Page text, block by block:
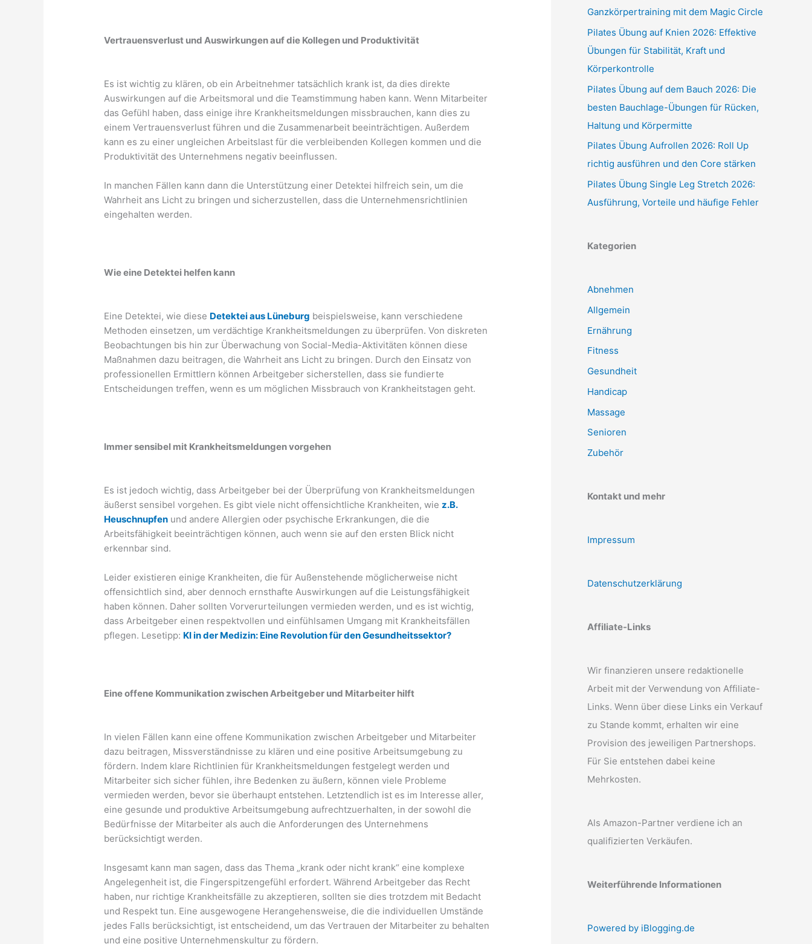
Vertrauensverlust und Auswirkungen auf die Kollegen und Produktivität
Es ist wichtig zu klären, ob ein Arbeitnehmer tatsächlich krank ist, da dies direkte
Auswirkungen auf die Arbeitsmoral und die Teamstimmung haben kann. Wenn Mitarbeiter
das Gefühl haben, dass einige ihre Krankheitsmeldungen missbrauchen, kann dies zu
einem Vertrauensverlust führen und die Zusammenarbeit beeinträchtigen. Außerdem
kann es zu einer ungleichen Arbeitslast für die verbleibenden Kollegen kommen und die
Produktivität des Unternehmens negativ beeinflussen.
In manchen Fällen kann dann die Unterstützung einer Detektei hilfreich sein, um die
Wahrheit ans Licht zu bringen und sicherzustellen, dass die Unternehmensrichtlinien
eingehalten werden.
Wie eine Detektei helfen kann
Eine Detektei, wie diese Detektei aus Lüneburg beispielsweise, kann verschiedene
Methoden einsetzen, um verdächtige Krankheitsmeldungen zu überprüfen. Von diskreten
Beobachtungen bis hin zur Überwachung von Social-Media-Aktivitäten können diese
Maßnahmen dazu beitragen, die Wahrheit ans Licht zu bringen. Durch den Einsatz von
professionellen Ermittlern können Arbeitgeber sicherstellen, dass sie fundierte
Entscheidungen treffen, wenn es um möglichen Missbrauch von Krankheitstagen geht.
Immer sensibel mit Krankheitsmeldungen vorgehen
Es ist jedoch wichtig, dass Arbeitgeber bei der Überprüfung von Krankheitsmeldungen
äußerst sensibel vorgehen. Es gibt viele nicht offensichtliche Krankheiten, wiez.B.
Heuschnupfen und andere Allergien oder psychische Erkrankungen, die die
Arbeitsfähigkeit beeinträchtigen können, auch wenn sie auf den ersten Blick nicht
erkennbar sind.
Leider existieren einige Krankheiten, die für Außenstehende möglicherweise nicht
offensichtlich sind, aber dennoch ernsthafte Auswirkungen auf die Leistungsfähigkeit
haben können. Daher sollten Vorverurteilungen vermieden werden, und es ist wichtig,
dass Arbeitgeber einen respektvollen und einfühlsamen Umgang mit Krankheitsfällen
pflegen. Lesetipp: KI in der Medizin: Eine Revolution für den Gesundheitssektor?
Eine offene Kommunikation zwischen Arbeitgeber und Mitarbeiter hilft
In vielen Fällen kann eine offene Kommunikation zwischen Arbeitgeber und Mitarbeiter
dazu beitragen, Missverständnisse zu klären und eine positive Arbeitsumgebung zu
fördern. Indem klare Richtlinien für Krankheitsmeldungen festgelegt werden und
Mitarbeiter sich sicher fühlen, ihre Bedenken zu äußern, können viele Probleme
vermieden werden, bevor sie überhaupt entstehen. Letztendlich ist es im Interesse aller,
eine gesunde und produktive Arbeitsumgebung aufrechtzuerhalten, in der sowohl die
Bedürfnisse der Mitarbeiter als auch die Anforderungen des Unternehmens
berücksichtigt werden.
Insgesamt kann man sagen, dass das Thema „krank oder nicht krank“ eine komplexe
Angelegenheit ist, die Fingerspitzengefühl erfordert. Während Arbeitgeber das Recht
haben, nur richtige Krankheitsfälle zu akzeptieren, sollten sie dies trotzdem mit Bedacht
und Respekt tun. Eine ausgewogene Herangehensweise, die die individuellen Umstände
jedes Falls berücksichtigt, ist entscheidend, um das Vertrauen der Mitarbeiter zu behalten
und eine positive Unternehmenskultur zu fördern.
Ganzkörpertraining mit dem Magic Circle
Pilates Übung auf Knien 2026: Effektive
Übungen für Stabilität, Kraft und
Körperkontrolle
Pilates Übung auf dem Bauch 2026: Die
besten Bauchlage-Übungen für Rücken,
Haltung und Körpermitte
Pilates Übung Aufrollen 2026: Roll Up
richtig ausführen und den Core stärken
Pilates Übung Single Leg Stretch 2026:
Ausführung, Vorteile und häufige Fehler
Kategorien
Abnehmen
Allgemein
Ernährung
Fitness
Gesundheit
Handicap
Massage
Senioren
Zubehör
Kontakt und mehr
Impressum
Datenschutzerklärung
Affiliate-Links
Wir finanzieren unsere redaktionelle
Arbeit mit der Verwendung von Affiliate-
Links. Wenn über diese Links ein Verkauf
zu Stande kommt, erhalten wir eine
Provision des jeweiligen Partnershops.
Für Sie entstehen dabei keine
Mehrkosten.
Als Amazon-Partner verdiene ich an
qualifizierten Verkäufen.
Weiterführende Informationen
Powered by iBlogging.de